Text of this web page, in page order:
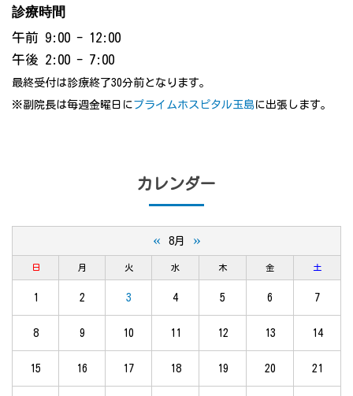
診療時間
午前 9:00 - 12:00
午後 2:00 - 7:00
最終受付は診療終了30分前となります。
※副院長は毎週金曜日にプライムホスピタル玉島に出張します。
カレンダー
« 8月 »
日 月 火 水 木 金 土
1 2 3 4 5 6 7
8 9 10 11 12 13 14
15 16 17 18 19 20 21